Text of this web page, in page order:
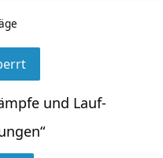
und Lauf-